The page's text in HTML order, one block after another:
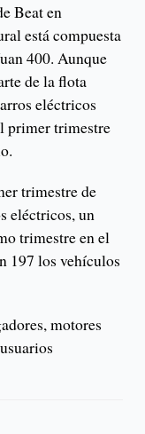
Beat en
está compuesta
400. Aunque
de la flota
eléctricos
primer trimestre
trimestre de
eléctricos, un
trimestre en el
197 los vehículos
motores